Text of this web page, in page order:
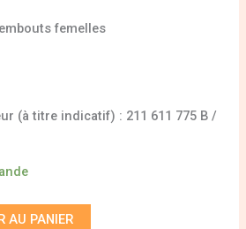
femelles
(à titre indicatif) : 211 611 775 B /
AU PANIER